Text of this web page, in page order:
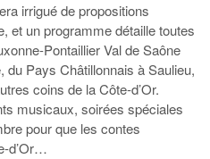
irrigué de propositions
et un programme détaille toutes
Pontaillier Val de Saône
du Pays Châtillonnais à Saulieu,
coins de la Côte-d’Or.
musicaux, soirées spéciales
pour que les contes
d’Or…